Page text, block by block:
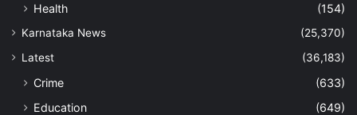
Health (154)
Karnataka News
(25,370)
Latest
(36,183)
Crime
(633)
Education
(649)